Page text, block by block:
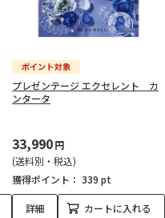
プレゼンテージ エクセレント カ
ンタータ
33,990円
(送料別・税込)
獲得ポイント： 339 pt
詳細 カートに入れる